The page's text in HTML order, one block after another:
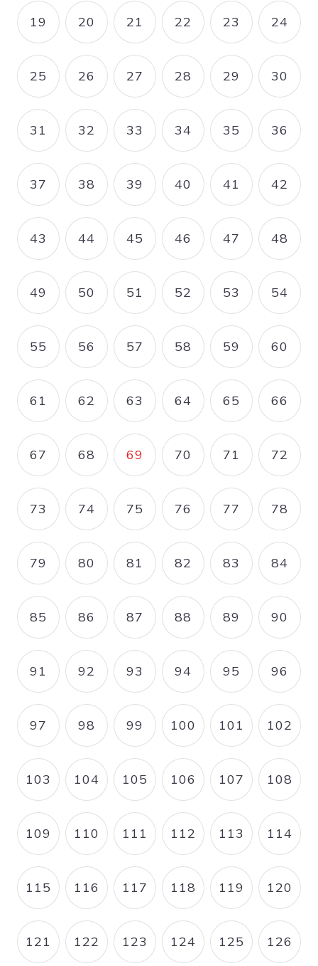
PAGE
19 PAGE
20 PAGE
21 PAGE
22 PAGE
23 PAGE
24
PAGE
25 PAGE
26 PAGE
27 PAGE
28 PAGE
29 PAGE
30
PAGE
31 PAGE
32 PAGE
33 PAGE
34 PAGE
35 PAGE
36
PAGE
37 PAGE
38 PAGE
39 PAGE
40 PAGE
41 PAGE
42
PAGE
43 PAGE
44 PAGE
45 PAGE
46 PAGE
47 PAGE
48
PAGE
49 PAGE
50 PAGE
51 PAGE
52 PAGE
53 PAGE
54
PAGE
55 PAGE
56 PAGE
57 PAGE
58 PAGE
59 PAGE
60
PAGE
61 PAGE
62 PAGE
63 PAGE
64 PAGE
65 PAGE
66
PAGE
67 PAGE
68 PAGE COURANTE
69 PAGE
70 PAGE
71 PAGE
72
PAGE
73 PAGE
74 PAGE
75 PAGE
76 PAGE
77 PAGE
78
PAGE
79 PAGE
80 PAGE
81 PAGE
82 PAGE
83 PAGE
84
PAGE
85 PAGE
86 PAGE
87 PAGE
88 PAGE
89 PAGE
90
PAGE
91 PAGE
92 PAGE
93 PAGE
94 PAGE
95 PAGE
96
PAGE
97 PAGE
98 PAGE
99 PAGE
100 PAGE
101 PAGE
102
PAGE
103 PAGE
104 PAGE
105 PAGE
106 PAGE
107 PAGE
108
PAGE
109 PAGE
110 PAGE
111 PAGE
112 PAGE
113 PAGE
114
PAGE
115 PAGE
116 PAGE
117 PAGE
118 PAGE
119 PAGE
120
PAGE
121 PAGE
122 PAGE
123 PAGE
124 PAGE
125 PAGE
126